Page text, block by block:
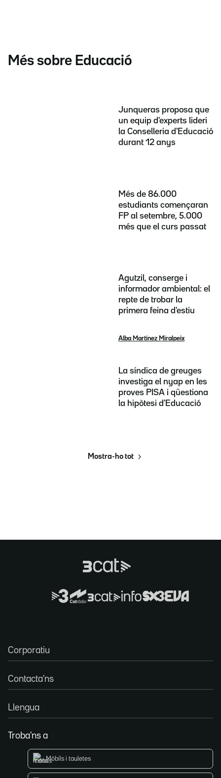
Més sobre Educació
Junqueras proposa que
un equip d'experts lideri
la Conselleria d'Educació
durant 12 anys
Més de 86.000
estudiants començaran
FP al setembre, 5.000
més que el curs passat
Agutzil, conserge i
informador ambiental: el
repte de trobar la
primera feina d'estiu
Alba Martínez Miralpeix
La síndica de greuges
investiga el nyap en les
proves PISA i qüestiona
la hipòtesi d'Educació
Mostra-ho tot
Corporatiu
Contacta'ns
Llengua
Troba'ns a
Mòbils i tauletes